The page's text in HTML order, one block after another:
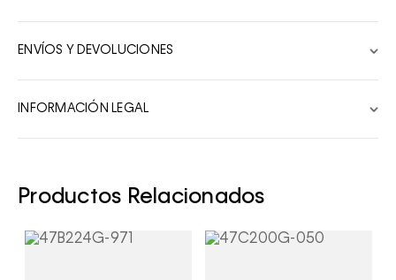
ENVÍOS Y DEVOLUCIONES
INFORMACIÓN LEGAL
Productos Relacionados